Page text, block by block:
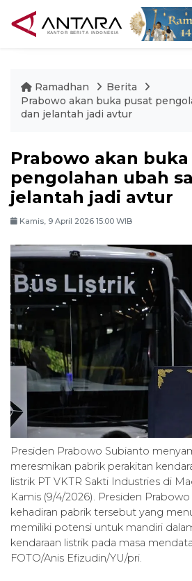
Ramadhan
Berita
Prabowo akan buka pusat
dan jelantah jadi avtur
Prabowo akan
pengolahan ubah
jelantah jadi avtur
Kamis, 9 April 2026 15:00 WIB
Presiden Prabowo Subianto
meresmikan pabrik perakitan
listrik PT VKTR Sakti Industries di
Kamis (9/4/2026). Presiden
kehadiran pabrik tersebut yang
memiliki potensi untuk mandiri
kendaraan listrik pada masa
FOTO/Anis Efizudin/YU/pri.